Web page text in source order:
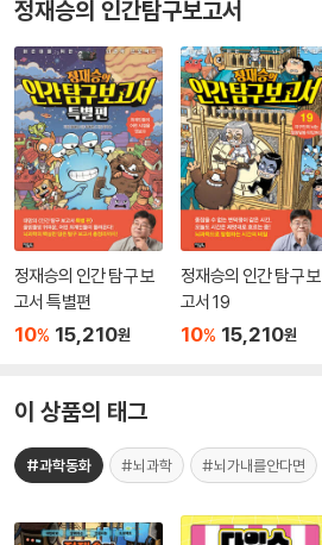
정재승의 인간탐구보고서
정재승의 인간 탐구 보
고서 특별편
10% 15,210원
정재승의 인간 탐구 보
고서 19
10% 15,210원
이 상품의 태그
#과학동화 #뇌과학 #뇌가내를안다면